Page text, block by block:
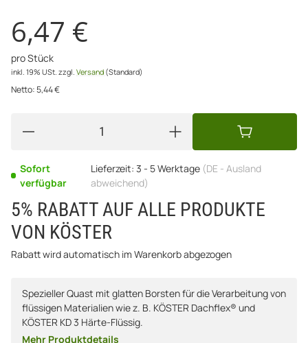
6,47 €
pro Stück
inkl. 19% USt. zzgl. Versand (Standard)
Netto:5,44€
Sofort
verfügbar
Lieferzeit: 3 - 5 Werktage (DE - Ausland
abweichend)
5% RABATT AUF ALLE PRODUKTE
VON KÖSTER
Rabatt wird automatisch im Warenkorb abgezogen
Spezieller Quast mit glatten Borsten für die Verarbeitung von
flüssigen Materialien wie z. B. KÖSTER Dachflex® und
KÖSTER KD 3 Härte-Flüssig.
Mehr Produktdetails